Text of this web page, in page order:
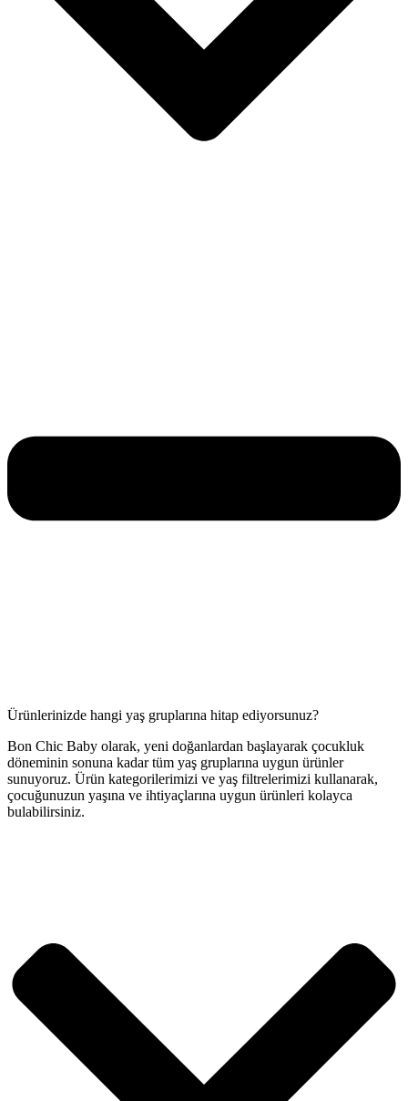
Ürünlerinizde hangi yaş gruplarına hitap ediyorsunuz?
Bon Chic Baby olarak, yeni doğanlardan başlayarak çocukluk
döneminin sonuna kadar tüm yaş gruplarına uygun ürünler
sunuyoruz. Ürün kategorilerimizi ve yaş filtrelerimizi kullanarak,
çocuğunuzun yaşına ve ihtiyaçlarına uygun ürünleri kolayca
bulabilirsiniz.